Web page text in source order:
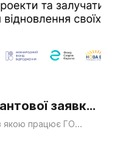
заявки:
групи Сумщини
проекти та
якою працює ГО
змінити чи...